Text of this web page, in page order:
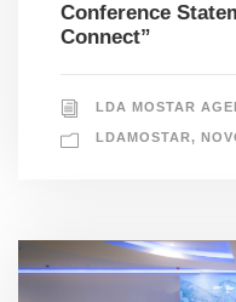
Conference
Connect”
LDA MOSTAR
LDAMOSTAR,